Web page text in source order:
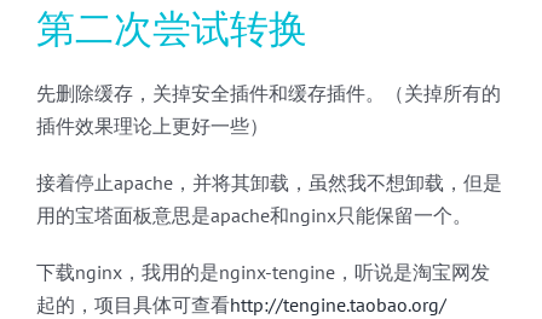
第二次尝试转换
先删除缓存，关掉安全插件和缓存插件。（关掉所有的
插件效果理论上更好一些）
接着停止apache，并将其卸载，虽然我不想卸载，但是
用的宝塔面板意思是apache和nginx只能保留一个。
下载nginx，我用的是nginx-tengine，听说是淘宝网发
起的，项目具体可查看http://tengine.taobao.org/